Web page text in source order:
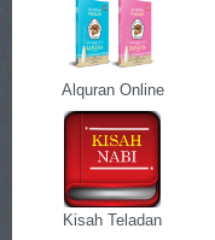
Alquran Online
Kisah Teladan